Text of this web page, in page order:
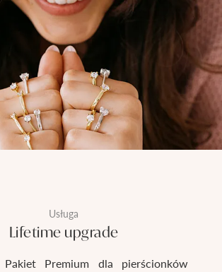
Usługa
Lifetime upgrade
Pakiet Premium dla pierścionków